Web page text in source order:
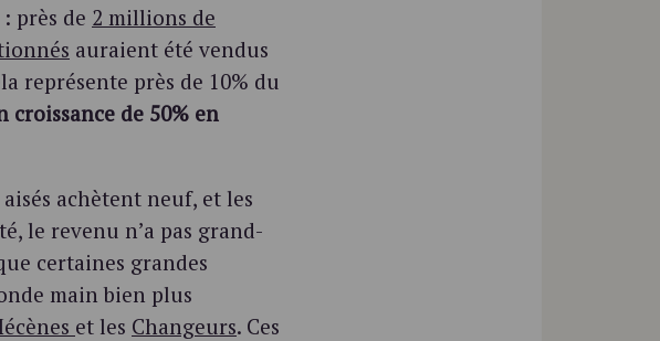
près de 2 millions de
auraient été vendus
représente près de 10% du
croissance de 50% en
achètent neuf, et les
le revenu n’a pas grand-
certaines grandes
main bien plus
et les Changeurs. Ces